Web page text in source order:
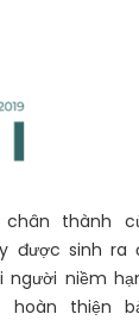
thành
được sinh ra
niềm
hoàn thiện